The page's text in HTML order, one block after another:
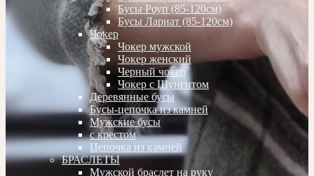
Бусы Роуп (85-120см)
Бусы Лариат (85-120см)
Чокер
Чокер мужской
Чокер женский
Черный чокер
Чокер с Шунгитом
Деревянные бусы
Бусы-цепочка из камней
Мужские бусы
с крестом
Цепочка из камней
БРАСЛЕТЫ
Мужской браслет на руку